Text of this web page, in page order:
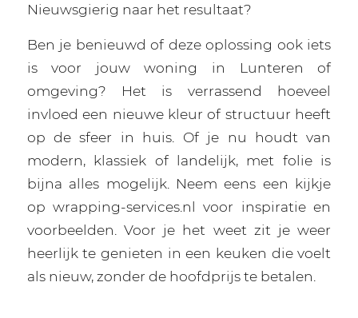
Nieuwsgierig naar het resultaat?
Ben je benieuwd of deze oplossing ook iets
is voor jouw woning in Lunteren of
omgeving? Het is verrassend hoeveel
invloed een nieuwe kleur of structuur heeft
op de sfeer in huis. Of je nu houdt van
modern, klassiek of landelijk, met folie is
bijna alles mogelijk. Neem eens een kijkje
op wrapping-services.nl voor inspiratie en
voorbeelden. Voor je het weet zit je weer
heerlijk te genieten in een keuken die voelt
als nieuw, zonder de hoofdprijs te betalen.